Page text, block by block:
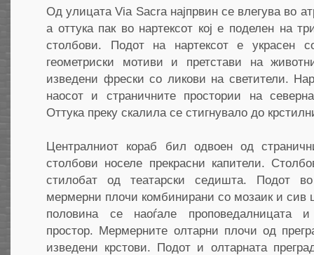
Од улицата Via Sacra најпрвин се влегува во
а оттука пак во нартексот кој е поделен на
столбови. Подот на нартексот е украсен
геометриски мотиви и претстави на
изведени фрески со ликови на светители.
наосот и страничните простории на
Оттука преку скалила се стигнувало до
Централниот кораб бил одвоен од
столбови носеле прекрасни капители.
стилобат од театарски седишта. Подот
мермерни плочи комбинирани со мозаик и сив
половина се наоѓале проповедалницата и
простор. Мермерните олтарни плочи од
изведени крстови. Подот и олтарната